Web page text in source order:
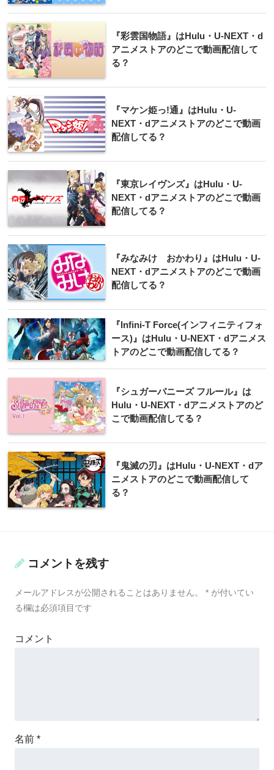
『彩雲国物語』はHulu・U-NEXT・d
アニメストアのどこで動画配信して
る？
『マケン姫っ!通』はHulu・U-
NEXT・dアニメストアのどこで動画
配信してる？
『東京レイヴンズ』はHulu・U-
NEXT・dアニメストアのどこで動画
配信してる？
『みなみけ おかわり』はHulu・U-
NEXT・dアニメストアのどこで動画
配信してる？
『Infini-T Force(インフィニティフォ
ース)』はHulu・U-NEXT・dアニメス
トアのどこで動画配信してる？
『シュガーバニーズ フルール』は
Hulu・U-NEXT・dアニメストアのど
こで動画配信してる？
『鬼滅の刃』はHulu・U-NEXT・dア
ニメストアのどこで動画配信して
る？
コメントを残す
メールアドレスが公開されることはありません。 * が付いてい
る欄は必須項目です
コメント
名前 *